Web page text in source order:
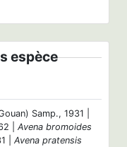
espèce
Samp., 1931 |
| Avena bromoides
| Avena pratensis